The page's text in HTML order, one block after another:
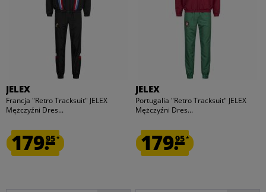
JELEX
Francja "Retro Tracksuit" JELEX
Mężczyźni Dres...
179.95*
JELEX
Portugalia "Retro Tracksuit" JELEX
Mężczyźni Dres...
179.95*